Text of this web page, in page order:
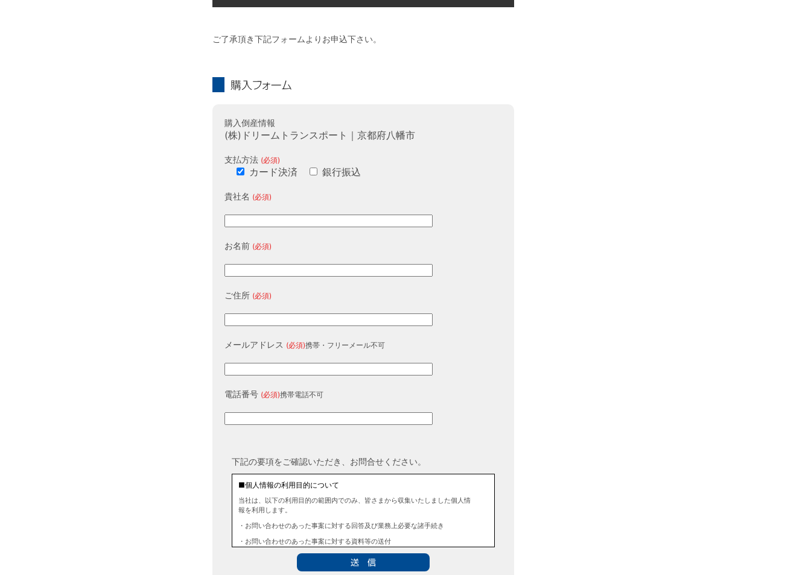
ご了承頂き下記フォームよりお申込下さい。
購入倒産情報
(株)ドリームトランスポート｜京都府八幡市
支払方法 (必須)
カード決済 銀行振込
貴社名 (必須)
お名前 (必須)
ご住所 (必須)
メールアドレス (必須)携帯・フリーメール不可
電話番号 (必須)携帯電話不可
下記の要項をご確認いただき、お問合せください。
■個人情報の利用目的について
当社は、以下の利用目的の範囲内でのみ、皆さまから収集いたしました個人情
報を利用します。
・お問い合わせのあった事案に対する回答及び業務上必要な諸手続き
・お問い合わせのあった事案に対する資料等の送付